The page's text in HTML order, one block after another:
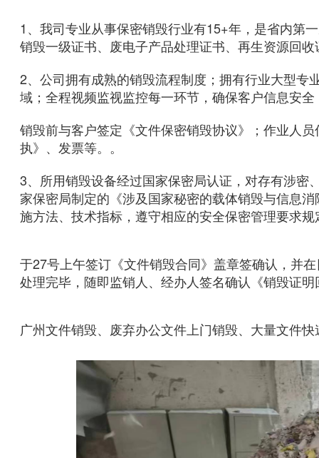
1、我司专业从事保密销毁行业有15+年，是省内第
销毁一级证书、废电子产品处理证书、再生资源回收
2、公司拥有成熟的销毁流程制度；拥有行业大型
域；全程视频监视监控每一环节，确保客户信息安
销毁前与客户签定《文件保密销毁协议》；作业人
执》、发票等。。
3、所用销毁设备经过国家保密局认证，对存有涉
家保密局制定的《涉及国家秘密的载体销毁与信息
施方法、技术指标，遵守相应的安全保密管理要求规
于27号上午签订《文件销毁合同》盖章签确认，并
处理完毕，随即监销人、经办人签名确认《销毁证
广州文件销毁、废弃办公文件上门销毁、大量文件